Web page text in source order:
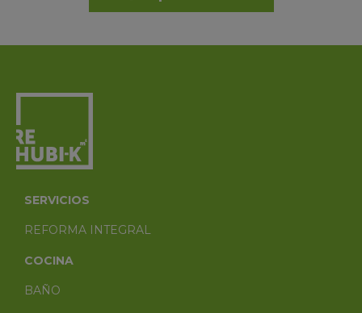
SERVICIOS
REFORMA INTEGRAL
COCINA
BAÑO